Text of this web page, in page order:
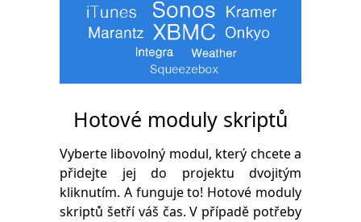
Hotové moduly skriptů
Vyberte libovolný modul, který chcete a
přidejte jej do projektu dvojitým
kliknutím. A funguje to! Hotové moduly
skriptů šetří váš čas. V případě potřeby